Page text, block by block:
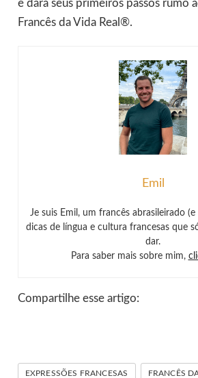
e dará seus primeiros passos rumo
Francês da Vida Real®.
Emil
Je suis Emil, um francês abrasileirado
dicas de língua e cultura francesas que
dar.
Para saber mais sobre mim,
Compartilhe esse artigo:
EXPRESSÕES FRANCESAS FRANCÊS